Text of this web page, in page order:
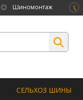
Шиномонтаж
СЕЛЬХОЗ ШИНЫ